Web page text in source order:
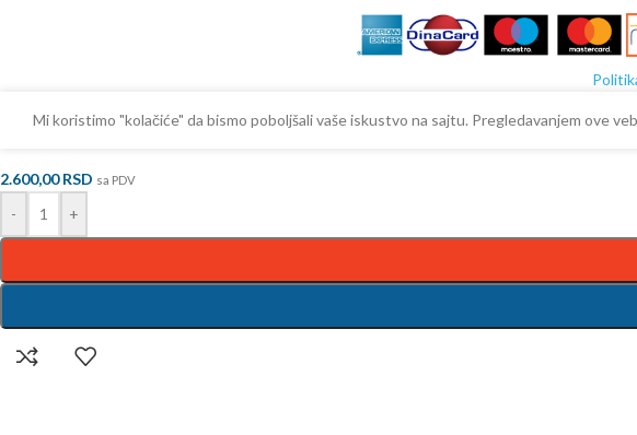
Mi koristimo "kolačiće" da bismo poboljšali vaše iskustvo na sajtu. Pregledavanjem ove
WC daska sporopuštajuća Monaco
2.600,00RSD sa PDV
- +